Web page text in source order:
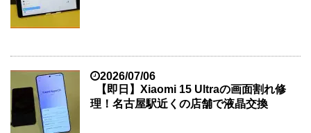
2026/07/06
【即日】Xiaomi 15 Ultraの画面割れ修
理！名古屋駅近くの店舗で液晶交換